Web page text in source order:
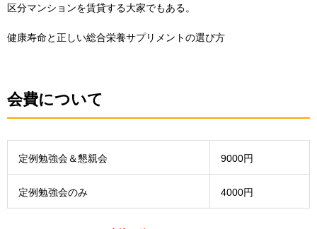
区分マンションを賃貸する大家でもある。
健康寿命と正しい総合栄養サプリメントの選び方
会費について
定例勉強会＆懇親会 9000円
定例勉強会のみ 4000円